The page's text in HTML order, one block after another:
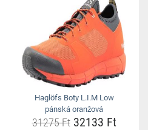
Haglöfs Boty L.I.M Low
pánská oranžová
31275 Ft32133 Ft